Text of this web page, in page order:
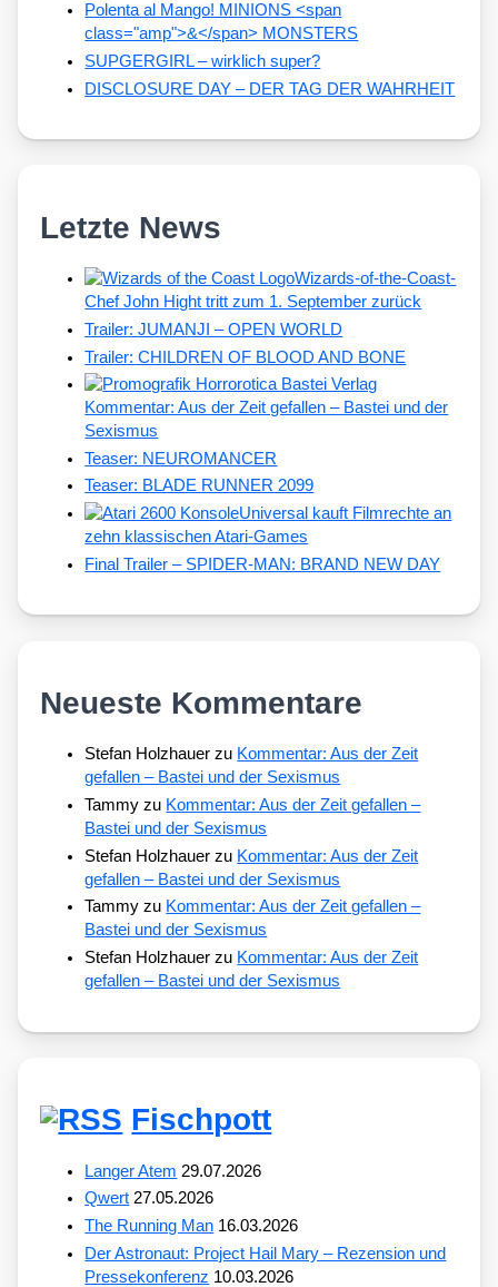
Polenta al Mango! MINIONS <span
class="amp">&</span> MONSTERS
SUPGERGIRL – wirklich super?
DISCLOSURE DAY – DER TAG DER WAHRHEIT
Letzte News
Wizards-of-the-Coast-
Chef John Hight tritt zum 1. September zurück
Trailer: JUMANJI – OPEN WORLD
Trailer: CHILDREN OF BLOOD AND BONE
Kommentar: Aus der Zeit gefallen – Bastei und der
Sexismus
Teaser: NEUROMANCER
Teaser: BLADE RUNNER 2099
Universal kauft Filmrechte an
zehn klassischen Atari-Games
Final Trailer – SPIDER-MAN: BRAND NEW DAY
Neueste Kommentare
Stefan Holzhauer zu Kommentar: Aus der Zeit
gefallen – Bastei und der Sexismus
Tammy zu Kommentar: Aus der Zeit gefallen –
Bastei und der Sexismus
Stefan Holzhauer zu Kommentar: Aus der Zeit
gefallen – Bastei und der Sexismus
Tammy zu Kommentar: Aus der Zeit gefallen –
Bastei und der Sexismus
Stefan Holzhauer zu Kommentar: Aus der Zeit
gefallen – Bastei und der Sexismus
Fischpott
Langer Atem 29.07.2026
Qwert 27.05.2026
The Running Man 16.03.2026
Der Astronaut: Project Hail Mary – Rezension und
Pressekonferenz 10.03.2026